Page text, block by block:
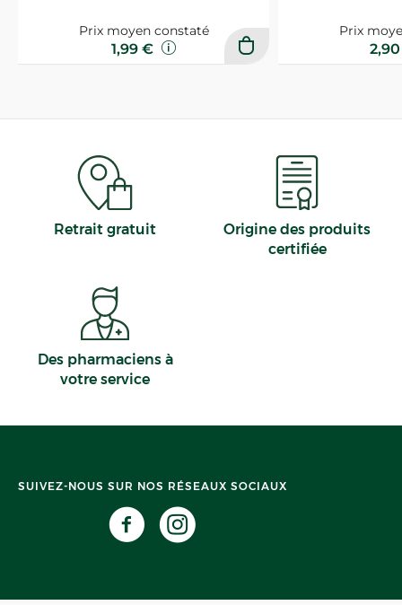
Prix moyen constaté
1,99 €
Prix
Retrait gratuit
Origine des produits
certifiée
Des pharmaciens à
votre service
SUIVEZ-NOUS SUR NOS RÉSEAUX SOCIAUX